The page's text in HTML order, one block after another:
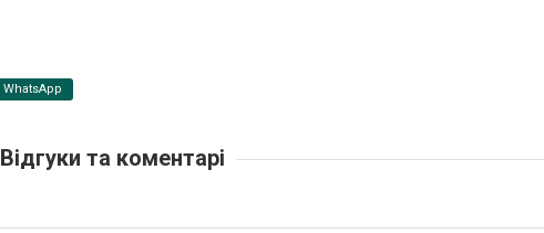
WhatsApp
Відгуки та коментарі